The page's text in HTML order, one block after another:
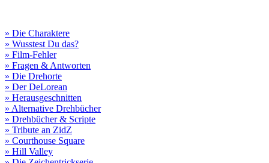
» Die Charaktere
» Wusstest Du das?
» Film-Fehler
» Fragen & Antworten
» Die Drehorte
» Der DeLorean
» Herausgeschnitten
» Alternative Drehbücher
» Drehbücher & Scripte
» Tribute an ZidZ
» Courthouse Square
» Hill Valley